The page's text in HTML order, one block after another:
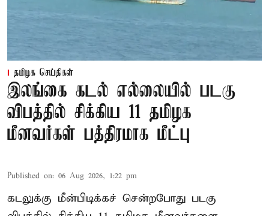
தமிழக செய்திகள்
இலங்கை கடல் எல்லையில் படகு
விபத்தில் சிக்கிய 11 தமிழக
மீனவர்கள் பத்திரமாக மீட்பு
Published on: 06 Aug 2026, 1:22 pm
கடலுக்கு மீன்பிடிக்கச் சென்றபோது படகு